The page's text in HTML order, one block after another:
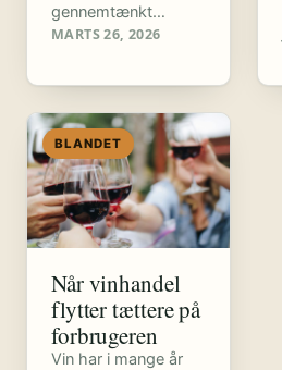
gennemtænkt…
MARTS 26, 2026
BLANDET
Når vinhandel
flytter tættere på
forbrugeren
Vin har i mange år